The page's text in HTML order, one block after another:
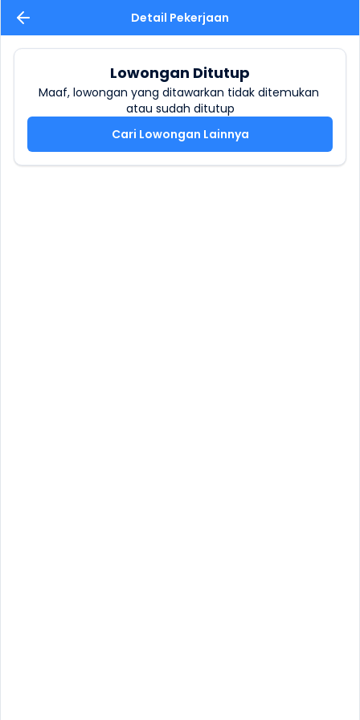
Detail Pekerjaan
Lowongan Ditutup
Maaf, lowongan yang ditawarkan tidak ditemukan
atau sudah ditutup
Cari Lowongan Lainnya